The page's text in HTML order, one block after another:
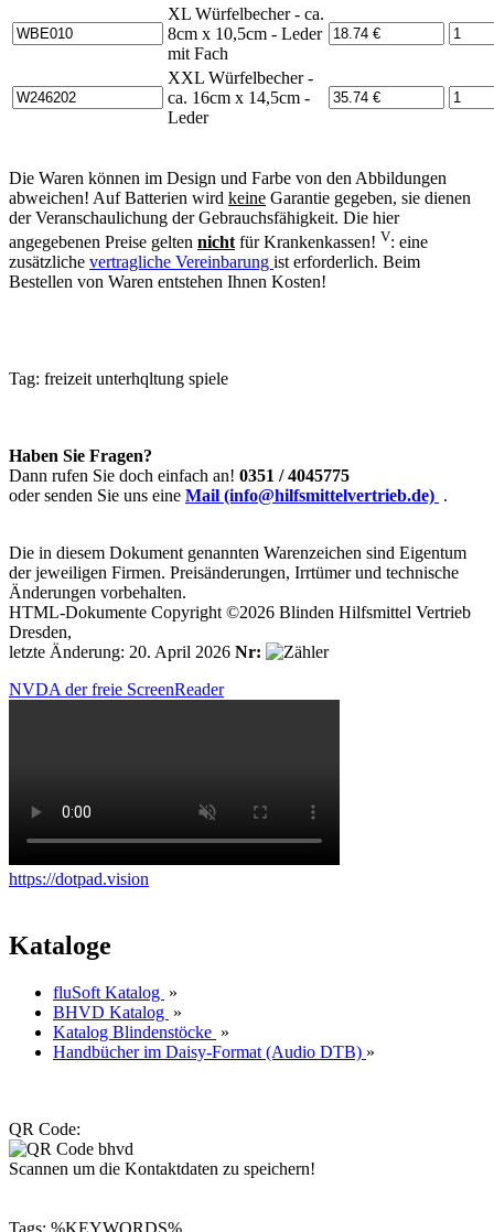
XL Würfelbecher - ca.
8cm x 10,5cm - Leder
mit Fach
XXL Würfelbecher -
ca. 16cm x 14,5cm -
Leder
Die Waren können im Design und Farbe von den Abbildungen
abweichen! Auf Batterien wird keine Garantie gegeben, sie dienen
der Veranschaulichung der Gebrauchsfähigkeit. Die hier
angegebenen Preise gelten nicht für Krankenkassen! V: eine
zusätzliche vertragliche Vereinbarung ist erforderlich. Beim
Bestellen von Waren entstehen Ihnen Kosten!
Tag: freizeit unterhqltung spiele
Haben Sie Fragen?
Dann rufen Sie doch einfach an! 0351 / 4045775
oder senden Sie uns eine Mail (info@hilfsmittelvertrieb.de) .
Die in diesem Dokument genannten Warenzeichen sind Eigentum
der jeweiligen Firmen. Preisänderungen, Irrtümer und technische
Änderungen vorbehalten.
HTML-Dokumente Copyright ©2026 Blinden Hilfsmittel Vertrieb
Dresden,
letzte Änderung: 20. April 2026 Nr:
NVDA der freie ScreenReader
https://dotpad.vision
Kataloge
fluSoft Katalog »
BHVD Katalog »
Katalog Blindenstöcke »
Handbücher im Daisy-Format (Audio DTB) »
QR Code:
Scannen um die Kontaktdaten zu speichern!
Tags: %KEYWORDS%